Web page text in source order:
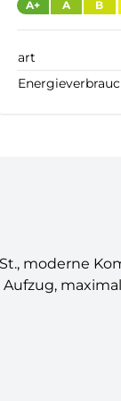
A+ A B
art
moderne